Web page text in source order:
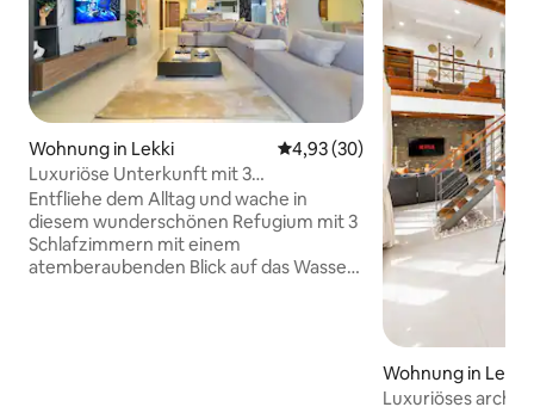
Wohnung in Lekki Durchschnittliche Bewertung:
4,93 (30)
Luxuriöse Unterkunft mit 3
Schlafzimmern am Wasser
Entfliehe dem Alltag und wache in
diesem wunderschönen Refugium mit 3
Schlafzimmern mit einem
atemberaubenden Blick auf das Wasser
Wohnung in Lekki
Luxuriöses